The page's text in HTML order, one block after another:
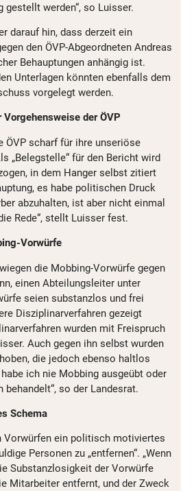
gestellt werden“, so Luisser.
darauf hin, dass derzeit ein
den ÖVP-Abgeordneten Andreas
Behauptungen anhängig ist.
Unterlagen könnten ebenfalls dem
vorgelegt werden.
der ÖVP
ÖVP scharf für ihre unseriöse
„Belegstelle“ für den Bericht wird
in dem Hanger selbst zitiert
es habe politischen Druck
abzuhalten, ist aber nicht einmal
Rede“, stellt Luisser fest.
Vorwürfe
die Mobbing-Vorwürfe gegen
einen Abteilungsleiter unter
seien substanzlos und frei
Disziplinarverfahren gezeigt
wurden mit Freispruch
Auch gegen ihn selbst wurden
die jedoch ebenso haltlos
ich nie Mobbing ausgeübt oder
so der Landesrat.
Schema
Vorwürfen ein politisch motiviertes
Personen zu „entfernen“. „Wenn
Substanzlosigkeit der Vorwürfe
Mitarbeiter entfernt, und der Zweck